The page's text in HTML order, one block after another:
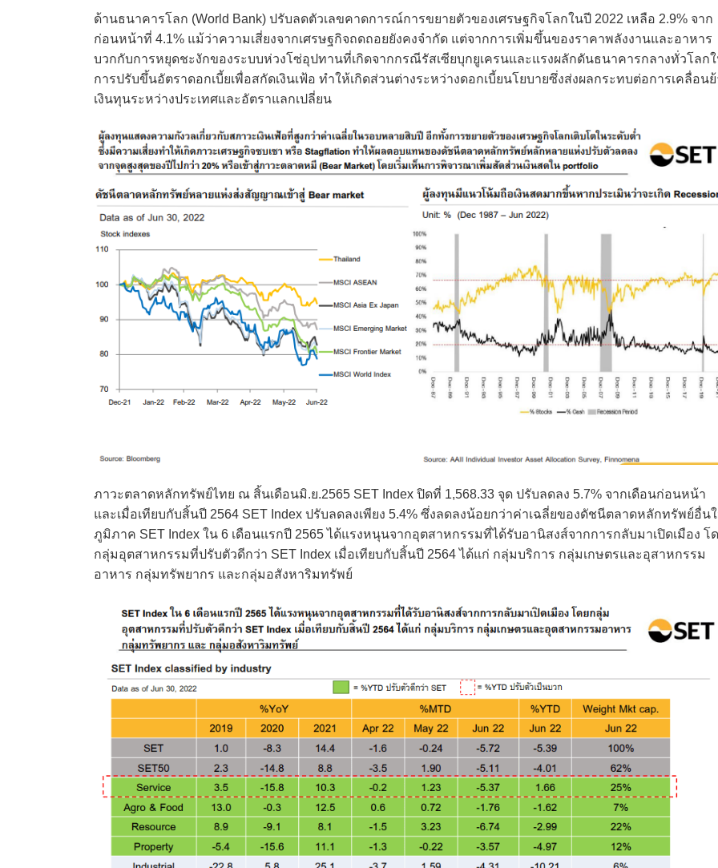
ด้านธนาคารโลก (World Bank) ปรับลดตัวเลขคาดการณ์การขยายตัวของเศรษฐกิจโลกในปี 2022 เหลือ 2.9% จาก
ก่อนหน้าที่ 4.1% แม้ว่าความเสี่ยงจากเศรษฐกิจถดถอยยังคงจำกัด แต่จากการเพิ่มขึ้นของราคาพลังงานและอาหาร
บวกกับการหยุดชะงักของระบบห่วงโซ่อุปทานที่เกิดจากกรณีรัสเซียบุกยูเครนและแรงผลักดันธนาคารกลางทั่วโลก
การปรับขึ้นอัตราดอกเบี้ยเพื่อสกัดเงินเฟ้อ ทำให้เกิดส่วนต่างระหว่างดอกเบี้ยนโยบายซึ่งส่งผลกระทบต่อการเคลื่อนย้
เงินทุนระหว่างประเทศและอัตราแลกเปลี่ยน
ภาวะตลาดหลักทรัพย์ไทย ณ สิ้นเดือนมิ.ย.2565 SET Index ปิดที่ 1,568.33 จุด ปรับลดลง 5.7% จากเดือนก่อนหน้า
และเมื่อเทียบกับสิ้นปี 2564 SET Index ปรับลดลงเพียง 5.4% ซึ่งลดลงน้อยกว่าค่าเฉลี่ยของดัชนีตลาดหลักทรัพย์อื่น
ภูมิภาค SET Index ใน 6 เดือนแรกปี 2565 ได้แรงหนุนจากอุตสาหกรรมที่ได้รับอานิสงส์จากการกลับมาเปิดเมือง โ
กลุ่มอุตสาหกรรมที่ปรับตัวดีกว่า SET Index เมื่อเทียบกับสิ้นปี 2564 ได้แก่ กลุ่มบริการ กลุ่มเกษตรและอุสาหกรรม
อาหาร กลุ่มทรัพยากร และกลุ่มอสังหาริมทรัพย์